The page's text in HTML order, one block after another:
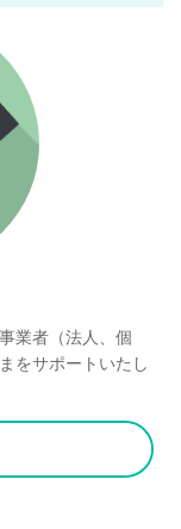
業者（法⼈、個
をサポートいたし